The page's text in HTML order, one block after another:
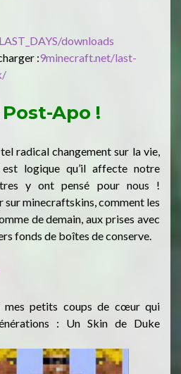
downloads
:9minecraft.net/last-
Apo !
radical changement sur la vie,
logique qu’il affecte notre
y ont pensé pour nous !
sur minecraftskins, comment les
de demain, aux prises avec
fonds de boîtes de conserve.
mes petits coups de cœur qui
: Un Skin de Duke